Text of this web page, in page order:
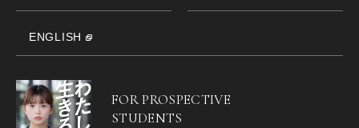
ENGLISH
FOR PROSPECTIVE
STUDENTS